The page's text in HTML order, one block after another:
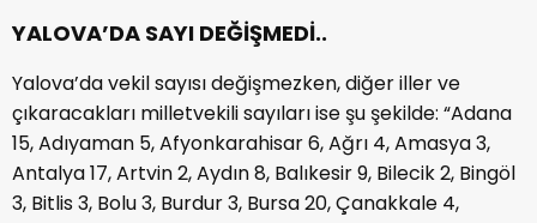
YALOVA’DA SAYI DEĞİŞMEDİ..
Yalova’da vekil sayısı değişmezken, diğer iller ve
çıkaracakları milletvekili sayıları ise şu şekilde: “Adana
15, Adıyaman 5, Afyonkarahisar 6, Ağrı 4, Amasya 3,
Antalya 17, Artvin 2, Aydın 8, Balıkesir 9, Bilecik 2, Bingöl
3, Bitlis 3, Bolu 3, Burdur 3, Bursa 20, Çanakkale 4,